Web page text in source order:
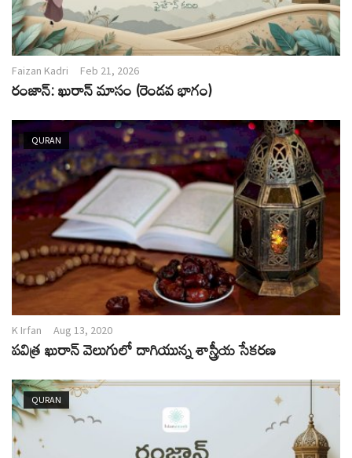
Faizan Kadri Feb 21, 2026
రంజాన్: ఖురాన్ మాసం (రెండవ భాగం)
QURAN
K Irfan Aug 13, 2020
పవిత్ర ఖురాన్ వెలుగులో దాగియున్న శాస్త్రీయ సేకరణ
QURAN